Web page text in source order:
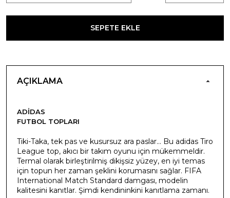
SEPETE EKLE
AÇIKLAMA
ADIDAS
FUTBOL TOPLARI
Tiki-Taka, tek pas ve kusursuz ara paslar... Bu adidas Tiro
League top, akıcı bir takım oyunu için mükemmeldir.
Termal olarak birleştirilmiş dikişsiz yüzey, en iyi temas
için topun her zaman şeklini korumasını sağlar. FIFA
International Match Standard damgası, modelin
kalitesini kanıtlar. Şimdi kendininkini kanıtlama zamanı.